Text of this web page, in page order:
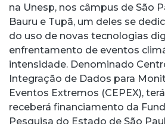
na Unesp, nos câmpus de São
Bauru e Tupã, um deles se
do uso de novas tecnologias
enfrentamento de eventos
intensidade. Denominado
Integração de Dados para
Eventos Extremos (CEPEX),
receberá financiamento da
Pesquisa do Estado de São